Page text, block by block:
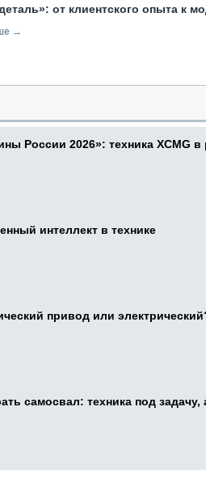
от клиентского опыта к
→
России 2026»: техника XCMG
интеллект в технике
привод или
самосвал: техника под задачу,